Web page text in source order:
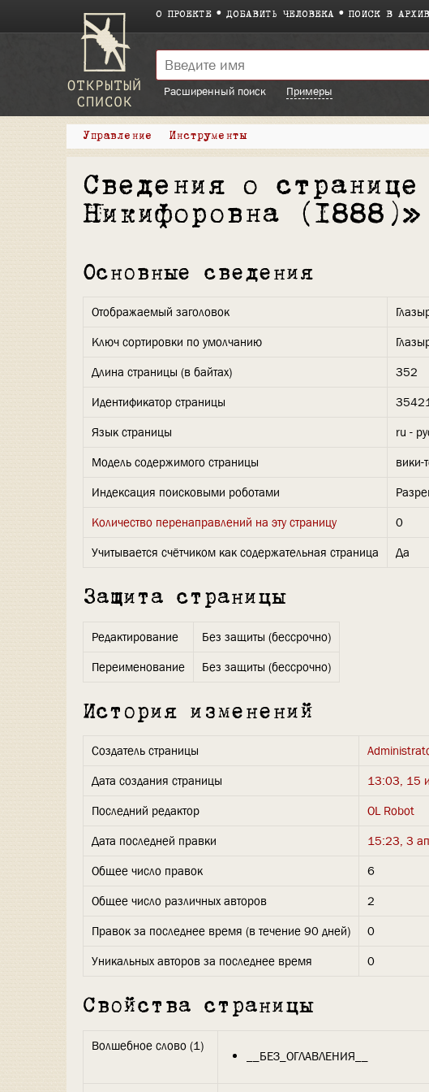
О ПРОЕКТЕ ДОБАВИТЬ ЧЕЛОВЕКА ПОИСК В
Расширенный поиск
Примеры
Управление Инструменты
Сведения о
Никифоровна (1888)»
Основные сведения
Отображаемый заголовок
Ключ сортировки по умолчанию
Длина страницы (в байтах)
352
Идентификатор страницы
Язык страницы
ru -
Модель содержимого страницы
вики-
Индексация поисковыми роботами
Количество перенаправлений на эту страницу
0
Учитывается счётчиком как содержательная страница
Да
Защита страницы
Редактирование
Без защиты (бессрочно)
Переименование
Без защиты (бессрочно)
История изменений
Создатель страницы
Дата создания страницы
13:03, 15
Последний редактор
OL Robot
Дата последней правки
15:23, 3
Общее число правок
6
Общее число различных авторов
2
Правок за последнее время (в течение 90 дней)
0
Уникальных авторов за последнее время
0
Свойства страницы
Волшебное слово (1)
__БЕЗ_ОГЛАВЛЕНИЯ__